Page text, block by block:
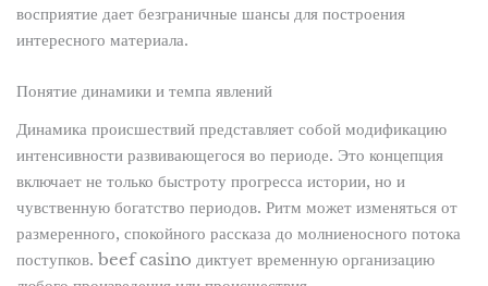
восприятие дает безграничные шансы для построения
интересного материала.
Понятие динамики и темпа явлений
Динамика происшествий представляет собой модификацию
интенсивности развивающегося во периоде. Это концепция
включает не только быстроту прогресса истории, но и
чувственную богатство периодов. Ритм может изменяться от
размеренного, спокойного рассказа до молниеносного потока
поступков. beef casino диктует временную организацию